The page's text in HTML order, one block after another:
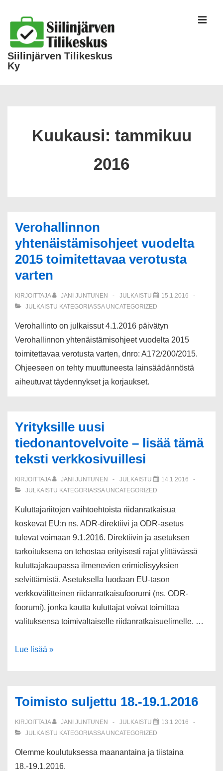
Siilinjärven Tilikeskus
Ky
Kuukausi: tammikuu
2016
Verohallinnon
yhtenäistämisohjeet vuodelta
2015 toimitettavaa verotusta
varten
KIRJOITTAJA JANI JUNTUNEN JULKAISTU
15.1.2016
JULKAISTU KATEGORIASSA UNCATEGORIZED
Verohallinto on julkaissut 4.1.2016 päivätyn
Verohallinnon yhtenäistämisohjeet vuodelta 2015
toimitettavaa verotusta varten, dnro: A172/200/2015.
Ohjeeseen on tehty muuttuneesta lainsäädännöstä
aiheutuvat täydennykset ja korjaukset.
Yrityksille uusi
tiedonantovelvoite – lisää tämä
teksti verkkosivuillesi
KIRJOITTAJA JANI JUNTUNEN JULKAISTU
14.1.2016
JULKAISTU KATEGORIASSA UNCATEGORIZED
Kuluttajariitojen vaihtoehtoista riidanratkaisua
koskevat EU:n ns. ADR-direktiivi ja ODR-asetus
tulevat voimaan 9.1.2016. Direktiivin ja asetuksen
tarkoituksena on tehostaa erityisesti rajat ylittävässä
kuluttajakaupassa ilmenevien erimielisyyksien
selvittämistä. Asetuksella luodaan EU-tason
verkkovälitteinen riidanratkaisufoorumi (ns. ODR-
foorumi), jonka kautta kuluttajat voivat toimittaa
valituksensa toimivaltaiselle riidanratkaisuelimelle. …
Lue lisää »
Toimisto suljettu 18.-19.1.2016
KIRJOITTAJA JANI JUNTUNEN JULKAISTU
13.1.2016
JULKAISTU KATEGORIASSA UNCATEGORIZED
Olemme koulutuksessa maanantaina ja tiistaina
18.-19.1.2016.